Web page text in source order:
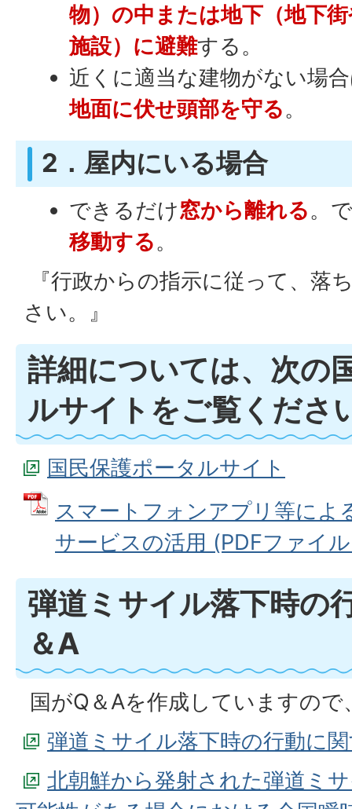
物）の中または地下（地下
施設）に避難する。
近くに適当な建物がない場
地面に伏せ頭部を守る。
2．屋内にいる場合
できるだけ窓から離れる。
移動する。
『行政からの指示に従って、落
さい。』
詳細については、次の
ルサイトをご覧くださ
国民保護ポータルサイト
スマートフォンアプリ等によ
サービスの活用 (PDFファイ
弾道ミサイル落下時の
＆A
国がQ＆Aを作成していますの
弾道ミサイル落下時の行動に
北朝鮮から発射された弾道ミ